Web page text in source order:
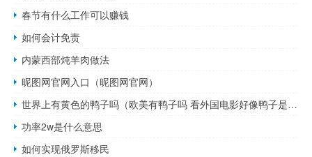
春节有什么工作可以赚钱
如何会计免责
内蒙西部炖羊肉做法
昵图网官网入口（昵图网官网）
世界上有黄色的鸭子吗（欧美有鸭子吗 看外国电影好像鸭子是中国的标志 亚洲其他地方有）
功率2w是什么意思
如何实现俄罗斯移民